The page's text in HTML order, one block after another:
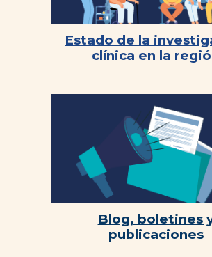
Estado de la
clínica en la
Blog, boletines
publicaciones